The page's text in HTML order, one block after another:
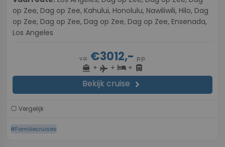
op Zee, Dag op Zee, Kahului, Honolulu, Nawiliwili, Hilo, Dag
op Zee, Dag op Zee, Dag op Zee, Dag op Zee, Ensenada,
Los Angeles
v.a. €3012,- p.p.
directions_boat + flight + hotel+ directions_bus
Bekijk cruise chevron_right
Vergelijk
#Familiecruises